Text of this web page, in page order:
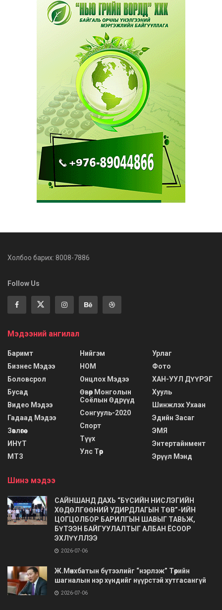
Холбоо барих: 8008-7886
Follow Us
Мэдээний ангилал
Баримт
Бизнес Мэдээ
Боловсрол
Бусад
Видео Мэдээ
Гадаад Мэдээ
Зөвлөгөө
ИНҮТ
МТЗ
Нийгэм
НОМ
Онцлох Мэдээ
Өвөр Монголын
Соёлын Өдрүүд
Сонгууль-2020
Спорт
Түүх
Улс Төр
Урлаг
Фото
ХАН-УУЛ ДҮҮРЭГ
Хууль
Шинжлэх Ухаан
Эдийн Засаг
ЭМЯ
Энтертайнмент
Эрүүл Мэнд
Шинэ мэдээ
САЙНШАНД ДАХЬ “БҮСИЙН НИСЛЭГИЙН
ХӨДӨЛГӨӨНИЙ УДИРДЛАГЫН ТӨВ”-ИЙН
ЦОГЦОЛБОР БАРИЛГЫН ШАВЫГ ТАВЬЖ,
БҮТЭЭН БАЙГУУЛАЛТЫГ АЛБАН ЁСООР
ЭХЛҮҮЛЛЭЭ
2026-07-06
Ж.Мөнхбатын бүтээлийг “нэрлэж” Төрийн
шагналын нэр хүндийг нүүрстэй хутгасангүй
2026-07-06